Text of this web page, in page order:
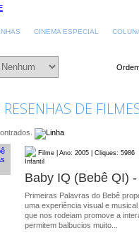
CINEMA ESPECIAL
DE
Filme | Ano: 2005 | Cliques: 5986
Infantil
Baby IQ (Bebê QI)
Primeiras Palavras do Bebê
uma experiência visual e
que nos rodeiam promove a
permitem balbucios muito...